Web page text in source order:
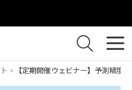
【定期開催ウェビナー】 予測精度